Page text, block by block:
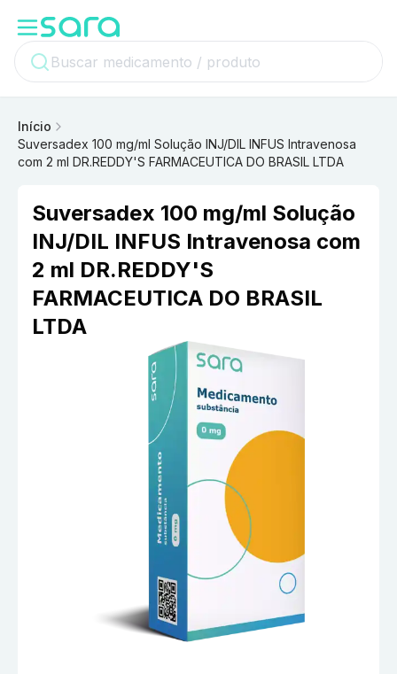
Início
Suversadex 100 mg/ml Solução INJ/DIL INFUS Intravenosa
com 2 ml DR.REDDY'S FARMACEUTICA DO BRASIL LTDA
Suversadex 100 mg/ml Solução
INJ/DIL INFUS Intravenosa com
2 ml DR.REDDY'S
FARMACEUTICA DO BRASIL
LTDA